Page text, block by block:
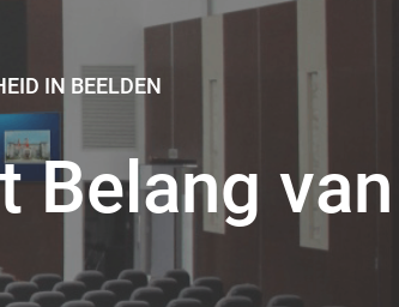
IN BEELDEN
Belang van